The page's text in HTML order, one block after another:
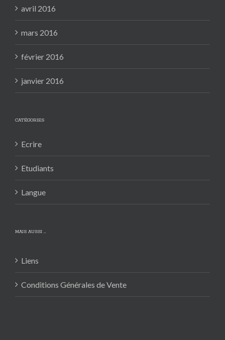
avril 2016
mars 2016
février 2016
janvier 2016
CATÉGORIES
Ecrire
Etudiants
Langue
MAIS AUSSI …
Liens
Conditions Générales de Vente